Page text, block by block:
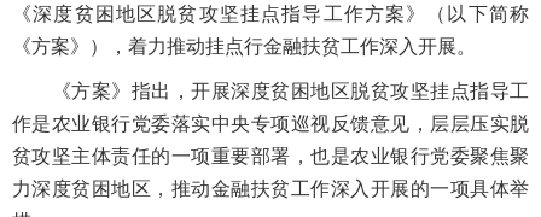
《深度贫困地区脱贫攻坚挂点指导工作方案》（以下简称
《方案》），着力推动挂点行金融扶贫工作深入开展。
《方案》指出，开展深度贫困地区脱贫攻坚挂点指导工
作是农业银行党委落实中央专项巡视反馈意见，层层压实脱
贫攻坚主体责任的一项重要部署，也是农业银行党委聚焦聚
力深度贫困地区，推动金融扶贫工作深入开展的一项具体举